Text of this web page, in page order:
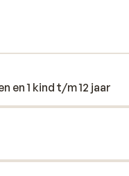
en 1 kind t/m 12 jaar